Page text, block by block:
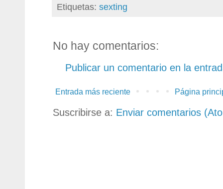
Etiquetas: sexting
No hay comentarios:
Publicar un comentario en la
Entrada más reciente Página
Suscribirse a: Enviar comentarios